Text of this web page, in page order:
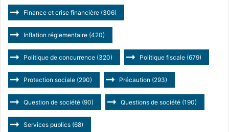
Finance et crise financière (306)
Inflation réglementaire (420)
Politique de concurrence (320) Politique fiscale (679)
Protection sociale (290) Précaution (293)
Question de société (90) Questions de société (190)
Services publics (68)